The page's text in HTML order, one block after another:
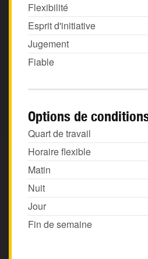
Flexibilité
Esprit d'initiative
Jugement
Fiable
Options de
Quart de travail
Horaire flexible
Matin
Nuit
Jour
Fin de semaine